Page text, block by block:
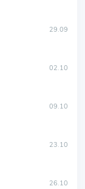
29.09
02.10
09.10
23.10
26.10